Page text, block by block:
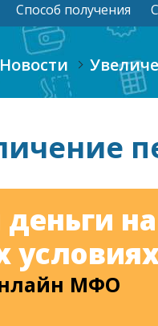
Способ получения
Новости
на
МФО